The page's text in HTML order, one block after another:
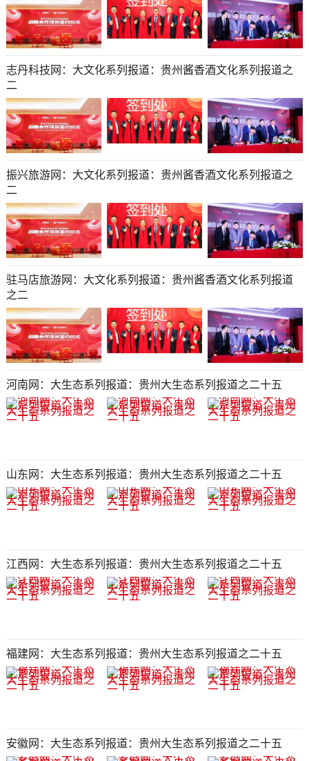
志丹科技网：大文化系列报道：贵州酱香酒文化系列报道之
二
振兴旅游网：大文化系列报道：贵州酱香酒文化系列报道之
二
驻马店旅游网：大文化系列报道：贵州酱香酒文化系列报道
之二
河南网：大生态系列报道：贵州大生态系列报道之二十五​​​​​​​​​​​​​​​​​​​​​​​​​​​​​​​​​​​​​​​​​​​​​​​​​​​​​​​​
山东网：大生态系列报道：贵州大生态系列报道之二十五​​​​​​​​​​​​​​​​​​​​​​​​​​​​​​​​​​​​​​​​​​​​​​​​​​​​​​​​
江西网：大生态系列报道：贵州大生态系列报道之二十五​​​​​​​​​​​​​​​​​​​​​​​​​​​​​​​​​​​​​​​​​​​​​​​​​​​​​​​​
福建网：大生态系列报道：贵州大生态系列报道之二十五​​​​​​​​​​​​​​​​​​​​​​​​​​​​​​​​​​​​​​​​​​​​​​​​​​​​​​​​
安徽网：大生态系列报道：贵州大生态系列报道之二十五​​​​​​​​​​​​​​​​​​​​​​​​​​​​​​​​​​​​​​​​​​​​​​​​​​​​​​​​